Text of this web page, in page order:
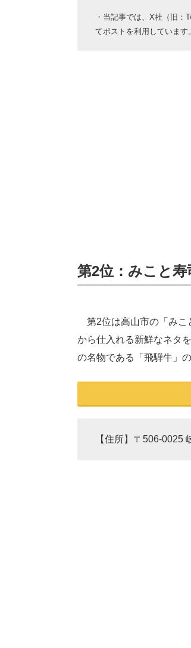
・当記事では、X社（旧：
てポストを利用しています。
第2位：みこと寿
第2位は高山市の「みこ
から仕入れる新鮮なネタ
の名物である「飛騨牛」
【住所】〒506-0025